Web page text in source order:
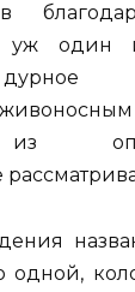
уж один
одной,